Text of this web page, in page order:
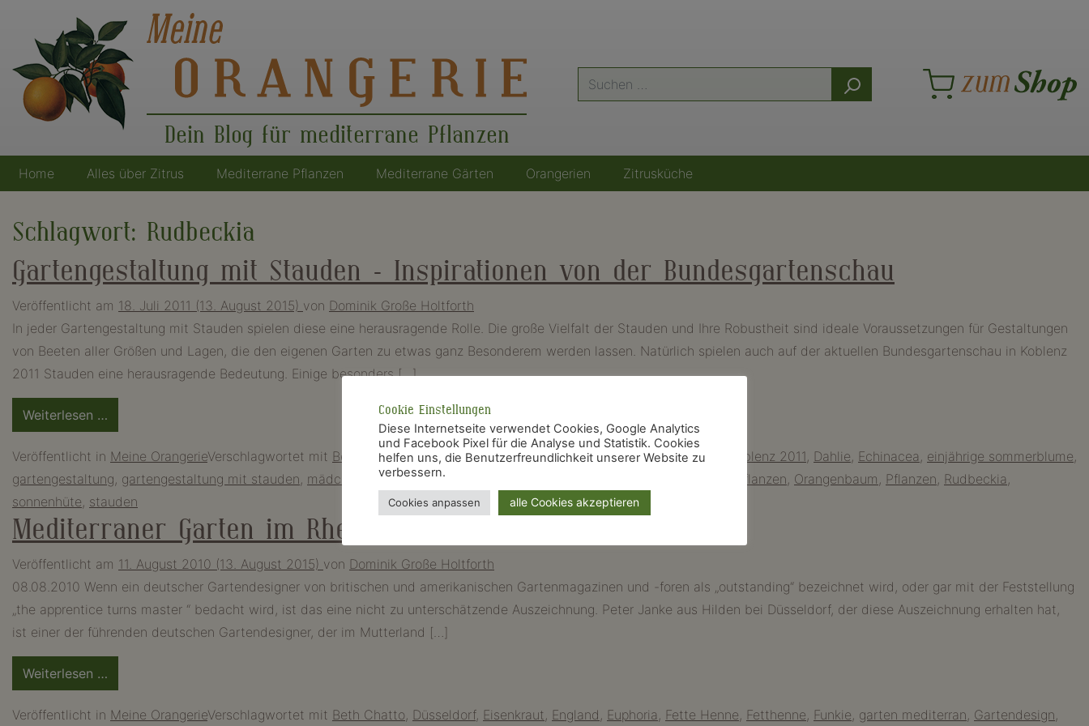
Dein Blog für mediterrane Pflanzen
Suche
nach:
Hauptnavigation
Home Alles über Zitrus Mediterrane Pflanzen Mediterrane Gärten Orangerien Zitrusküche
Schlagwort: Rudbeckia
Gartengestaltung mit Stauden – Inspirationen von der Bundesgartenschau
Veröffentlicht am 18. Juli 2011 (13. August 2015) von Dominik Große Holtforth
In jeder Gartengestaltung mit Stauden spielen diese eine herausragende Rolle. Die große Vielfalt der Stauden und Ihre Robustheit sind ideale Voraussetzungen für Gestaltungen
von Beeten aller Größen und Lagen, die den eigenen Garten zu etwas ganz Besonderem werden lassen. Natürlich spielen auch auf der aktuellen Bundesgartenschau in Koblenz
2011 Stauden eine herausragende Bedeutung. Einige besonders […]
Weiterlesen …
Gartengestaltung
mit
Stauden
–
Inspirationen
der
Bundesgartenschau
Veröffentlicht in Meine OrangerieVerschlagwortet mit Beete Blumenzwiebeln,bundesgartenschau,bundesgartenschau koblenz 2011, Dahlie, Echinacea , einjährige sommerblume,
gartengestaltung, gartengestaltung mit stauden, mädchenauge,mediterran mediterrane Pflanzen, Orangenbaum , Pflanzen, Rudbeckia ,
sonnenhüte, stauden
Mediterraner Garten im Rheinland – HORTVS
Veröffentlicht am 11. August 2010 (13. August 2015) von Dominik Große Holtforth
08.08.2010 Wenn ein deutscher Gartendesigner von britischen und amerikanischen Gartenmagazinen und -foren als „outstanding“ bezeichnet wird, oder gar mit der Feststellung
„the apprentice turns master “ bedacht wird, ist das eine nicht zu unterschätzende Auszeichnung. Peter Janke aus Hilden bei Düsseldorf, der diese Auszeichnung erhalten hat,
ist einer der führenden deutschen Gartendesigner, der im Mutterland […]
Weiterlesen …
Mediterraner
Garten
Veröffentlicht in Meine OrangerieVerschlagwortet mit Beth Chatto, Düsseldorf, Eisenkraut, England , Euphoria , Fette Henne, Fetthenne, Funkie, garten mediterran, Gartendesign,
Cookie Einstellungen
Diese Internetseite verwendet Cookies, Google Analytics
und Facebook Pixel für die Analyse und Statistik. Cookies
helfen uns, die Benutzerfreundlichkeit unserer Website zu
verbessern.
Cookies anpassen alle Cookies akzeptieren